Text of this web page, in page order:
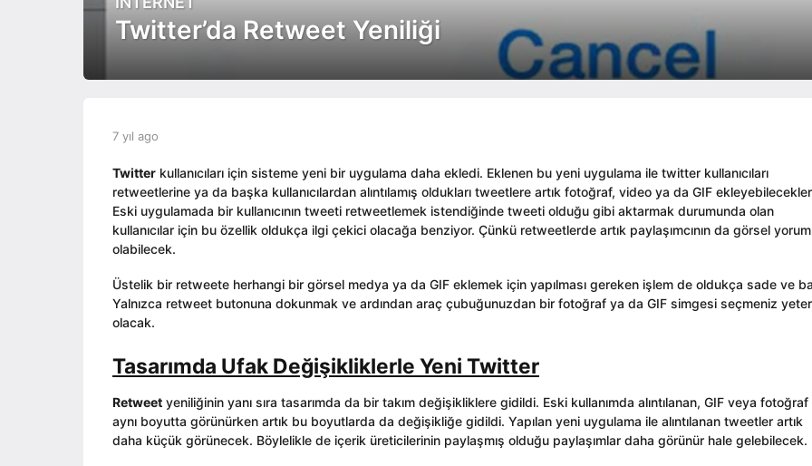
y
a
7
ı
l
a
g
o
Twitter’da Retweet Yeniliği
b
e
d
i
t
o
r
7 yıl ago
ı
l
g
o
Twitter kullanıcıları için sisteme yeni bir uygulama daha ekledi. Eklenen bu yeni uygulama ile twitter kullanıcıları
retweetlerine ya da başka kullanıcılardan alıntılamış oldukları tweetlere artık fotoğraf, video ya da GIF
Eski uygulamada bir kullanıcının tweeti retweetlemek istendiğinde tweeti olduğu gibi aktarmak durumunda olan
kullanıcılar için bu özellik oldukça ilgi çekici olacağa benziyor. Çünkü retweetlerde artık paylaşımcının da görsel
olabilecek.
Üstelik bir retweete herhangi bir görsel medya ya da GIF eklemek için yapılması gereken işlem de oldukça sade ve
Yalnızca retweet butonuna dokunmak ve ardından araç çubuğunuzdan bir fotoğraf ya da GIF simgesi seçmeniz
olacak.
Tasarımda Ufak Değişikliklerle Yeni Twitter
Retweet yeniliğinin yanı sıra tasarımda da bir takım değişikliklere gidildi. Eski kullanımda alıntılanan, GIF veya fotoğraf
aynı boyutta görünürken artık bu boyutlarda da değişikliğe gidildi. Yapılan yeni uygulama ile alıntılanan tweetler artık
daha küçük görünecek. Böylelikle de içerik üreticilerinin paylaşmış olduğu paylaşımlar daha görünür hale gelebilecek.